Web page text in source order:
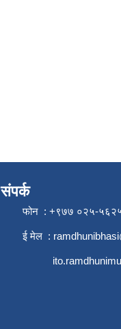
संपर्क
फोन : +९७७ ०२५-
ई मेल :